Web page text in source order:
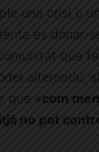
una crisi o
és donar-
que
alternatiu,
que «com
no pot